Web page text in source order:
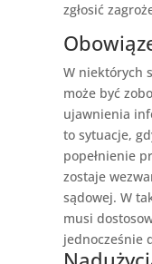
zgłosić
W niektórych
może być
ujawnienia
to sytuacje,
popełnienie
zostaje
sądowej. W
musi
jednocześnie